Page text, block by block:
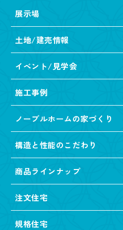
展示場
土地/建売情報
イベント/見学会
施工事例
ノーブルホームの家づくり
構造と性能のこだわり
商品ラインナップ
注文住宅
規格住宅